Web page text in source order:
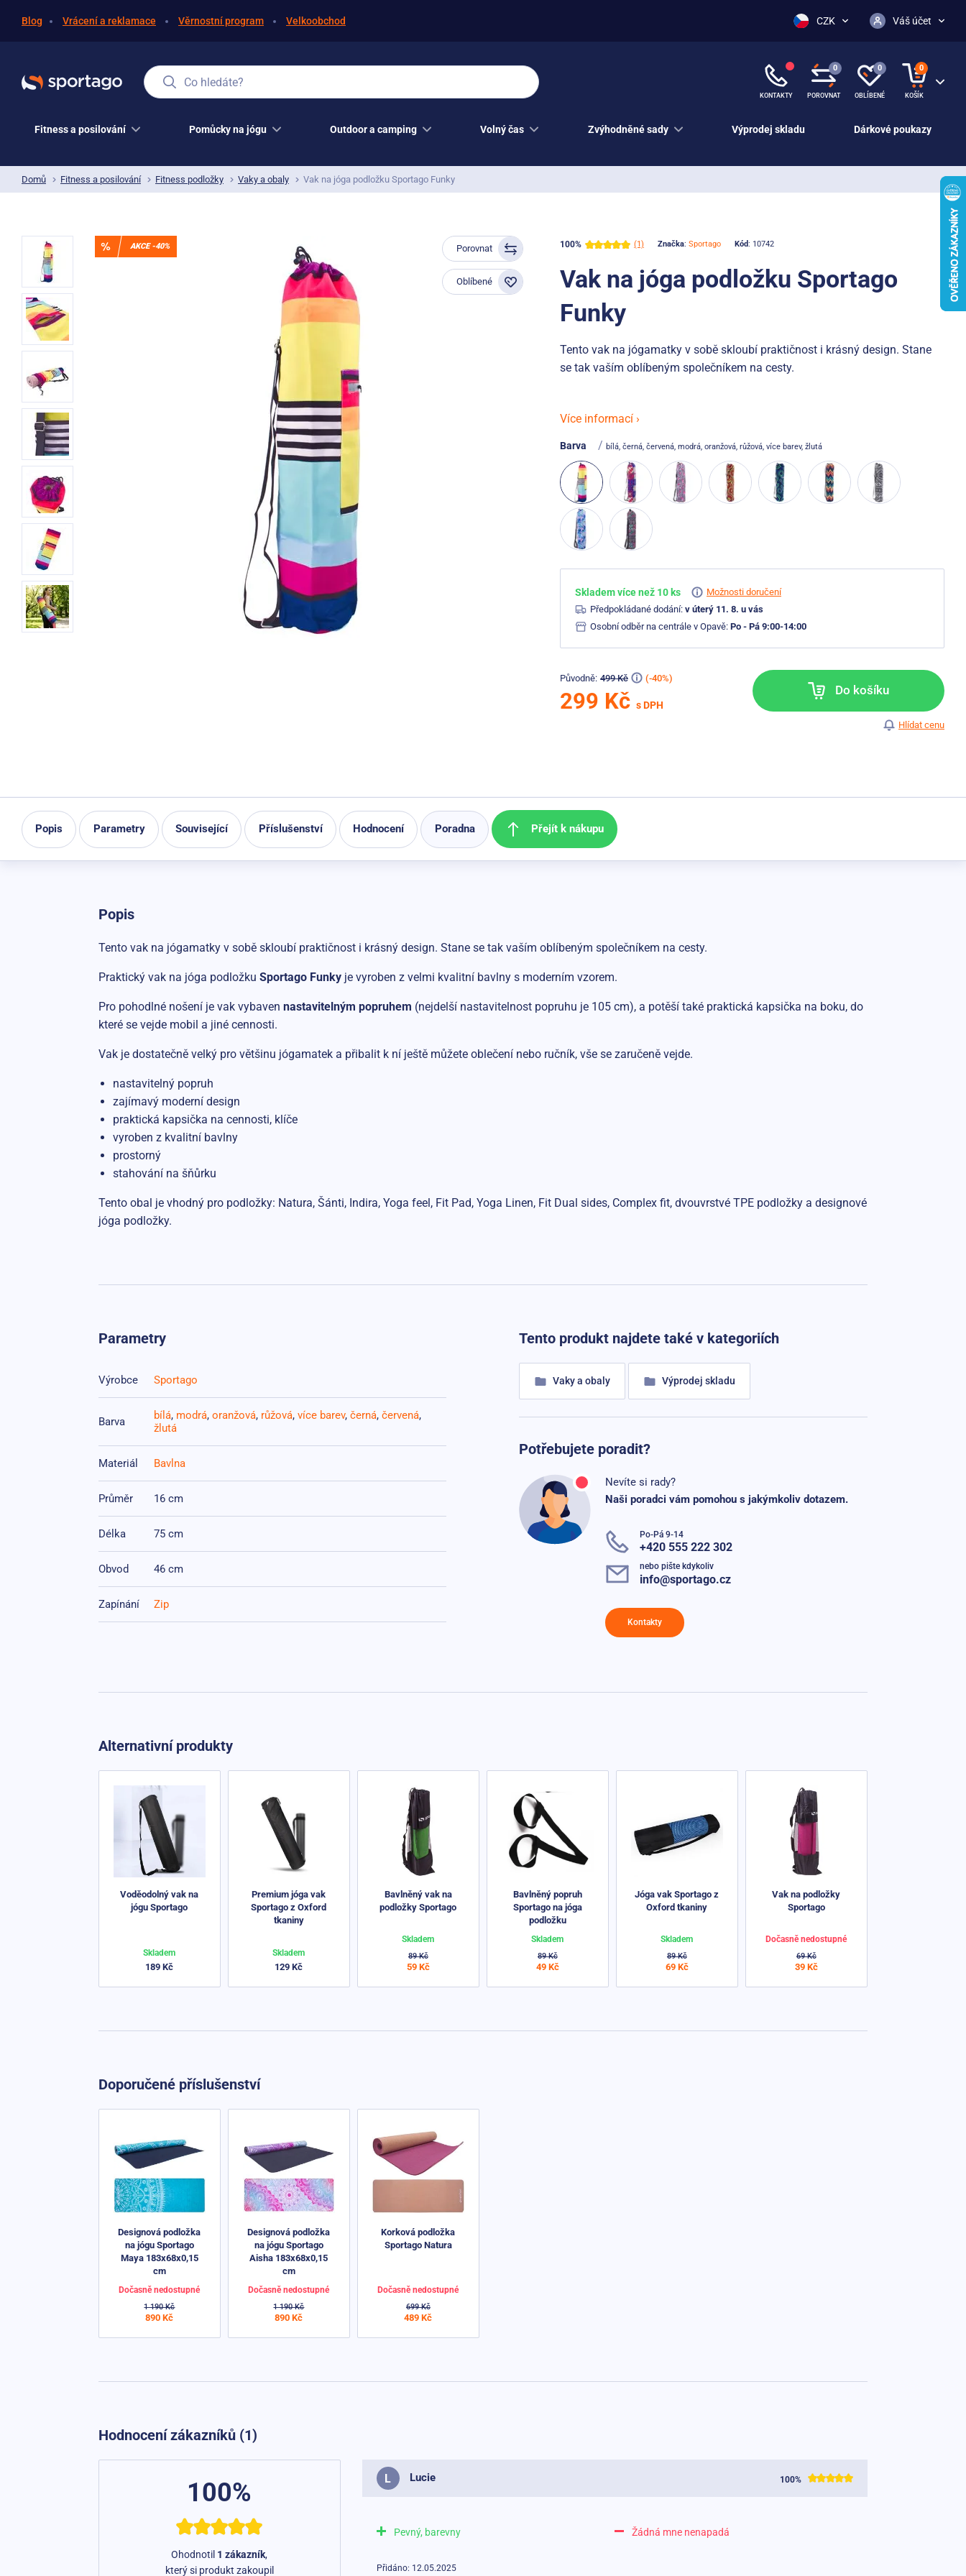
Blog Vrácení a reklamace Věrnostní program Velkoobchod CZK Váš účet
KONTAKTY
0
POROVNAT
0
OBLÍBENÉ
0
KOŠÍK
Co hledáte?
Fitness a posilování Pomůcky na jógu Outdoor a camping Volný čas Zvýhodněné sady Výprodej skladu Dárkové poukazy
Domů Fitness a posilování Fitness podložky Vaky a obaly Vak na jóga podložku Sportago Funky
100% (1) Značka: Sportago Kód: 10742
Vak na jóga podložku Sportago
Funky
Tento vak na jógamatky v sobě skloubí praktičnost i krásný design. Stane
se tak vaším oblíbeným společníkem na cesty.
Více informací ›
Barva / bílá, černá, červená, modrá, oranžová, růžová, více barev, žlutá
Skladem více než 10 ks
Možnosti doručení
Předpokládané dodání: v úterý 11. 8. u vás
Osobní odběr na centrále v Opavě: Po - Pá 9:00-14:00
Původně: 499 Kč (-40%)
299 Kč s DPH
Do košíku
Hlídat cenu
AKCE -40% Porovnat
Oblíbené
Popis Parametry Související Příslušenství Hodnocení Poradna Přejít k nákupu
Popis
Tento vak na jógamatky v sobě skloubí praktičnost i krásný design. Stane se tak vaším oblíbeným společníkem na cesty.
Praktický vak na jóga podložku Sportago Funky je vyroben z velmi kvalitní bavlny s moderním vzorem.
Pro pohodlné nošení je vak vybaven nastavitelným popruhem (nejdelší nastavitelnost popruhu je 105 cm), a potěší také praktická kapsička na boku, do
které se vejde mobil a jiné cennosti.
Vak je dostatečně velký pro většinu jógamatek a přibalit k ní ještě můžete oblečení nebo ručník, vše se zaručeně vejde.
nastavitelný popruh
zajímavý moderní design
praktická kapsička na cennosti, klíče
vyroben z kvalitní bavlny
prostorný
stahování na šňůrku
Tento obal je vhodný pro podložky: Natura, Šánti, Indira, Yoga feel, Fit Pad, Yoga Linen, Fit Dual sides, Complex fit, dvouvrstvé TPE podložky a designové
jóga podložky.
Parametry
Výrobce Sportago
Barva bílá, modrá, oranžová, růžová, více barev, černá, červená,
žlutá
Materiál Bavlna
Průměr 16 cm
Délka 75 cm
Obvod 46 cm
Zapínání Zip
Tento produkt najdete také v kategoriích
Vaky a obaly Výprodej skladu
Potřebujete poradit?
Nevíte si rady?
Naši poradci vám pomohou s jakýmkoliv dotazem.
Po-Pá 9-14
+420 555 222 302
nebo pište kdykoliv
info@sportago.cz
Kontakty
Alternativní produkty
Voděodolný vak na
jógu Sportago
189 Kč
Skladem
Premium jóga vak
Sportago z Oxford
tkaniny
129 Kč
Skladem
Bavlněný vak na
podložky Sportago
89 Kč
59 Kč
Skladem
Bavlněný popruh
Sportago na jóga
podložku
89 Kč
49 Kč
Skladem
Jóga vak Sportago z
Oxford tkaniny
89 Kč
69 Kč
Skladem
Vak na podložky
Sportago
69 Kč
39 Kč
Dočasně nedostupné
Doporučené příslušenství
Designová podložka
na jógu Sportago
Maya 183x68x0,15
cm
1 190 Kč
890 Kč
Dočasně nedostupné
Designová podložka
na jógu Sportago
Aisha 183x68x0,15
cm
1 190 Kč
890 Kč
Dočasně nedostupné
Korková podložka
Sportago Natura
699 Kč
489 Kč
Dočasně nedostupné
Hodnocení zákazníků (1)
100%
Ohodnotil 1 zákazník,
který si produkt zakoupil
L Lucie 100%
Pevný, barevny Žádná mne nenapadá
Přidáno: 12.05.2025